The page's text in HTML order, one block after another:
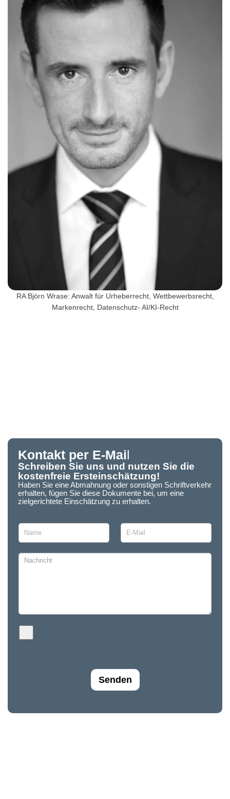
RA Björn Wrase: Anwalt für Urheberrecht, Wettbewerbsrecht,
Markenrecht, Datenschutz- AI/KI-Recht
Kontakt per E-Mail
Schreiben Sie uns und nutzen Sie die
kostenfreie Ersteinschätzung!
Haben Sie eine Abmahnung oder sonstigen Schriftverkehr
erhalten, fügen Sie diese Dokumente bei, um eine
zielgerichtete Einschätzung zu erhalten.
Senden